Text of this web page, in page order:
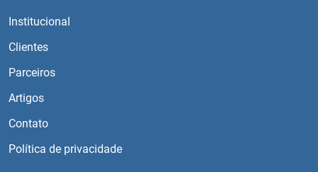
Institucional
Clientes
Parceiros
Artigos
Contato
Política de privacidade